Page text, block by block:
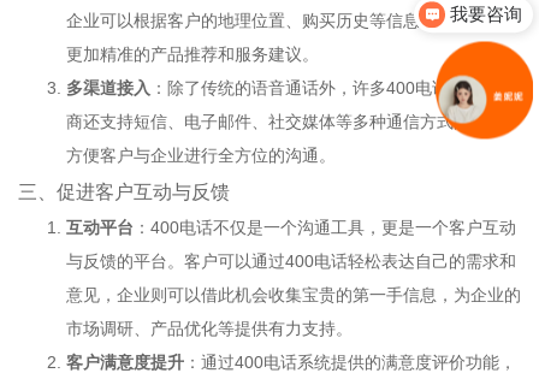
企业可以根据客户的地理位置、购买历史等信息，为客户提供
更加精准的产品推荐和服务建议。
多渠道接入 ：除了传统的语音通话外，许多400电话服务提供
商还支持短信、电子邮件、社交媒体等多种通信方式的接入，
方便客户与企业进行全方位的沟通。
三、促进客户互动与反馈
互动平台 ：400电话不仅是一个沟通工具，更是一个客户互动
与反馈的平台。客户可以通过400电话轻松表达自己的需求和
意见，企业则可以借此机会收集宝贵的第一手信息，为企业的
市场调研、产品优化等提供有力支持。
客户满意度提升 ：通过400电话系统提供的满意度评价功能，
我要咨询